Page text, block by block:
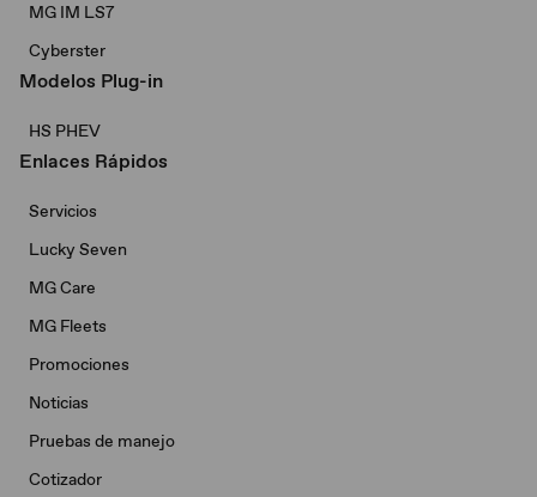
MG IM LS7
Cyberster
Modelos Plug-in
HS PHEV
Enlaces Rápidos
Servicios
Lucky Seven
MG Care
MG Fleets
Promociones
Noticias
Pruebas de manejo
Cotizador